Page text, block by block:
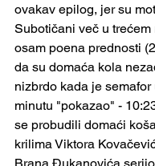
ovakav epilog, jer su
Subotičani več u trećem
osam poena prednosti
da su domaća kola
nizbrdo kada je semafor
minutu "pokazao" -
se probudili domaći
krilima Viktora
Brana Đukanovića